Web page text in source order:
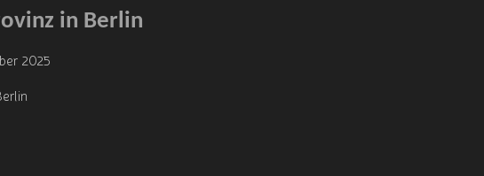
in Berlin
2025